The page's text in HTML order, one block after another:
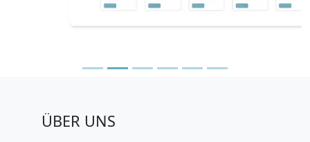
ÜBER UNS